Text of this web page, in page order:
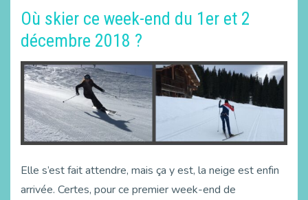
Où skier ce week-end du 1er et 2
décembre 2018 ?
Elle s’est fait attendre, mais ça y est, la neige est enfin
arrivée. Certes, pour ce premier week-end de